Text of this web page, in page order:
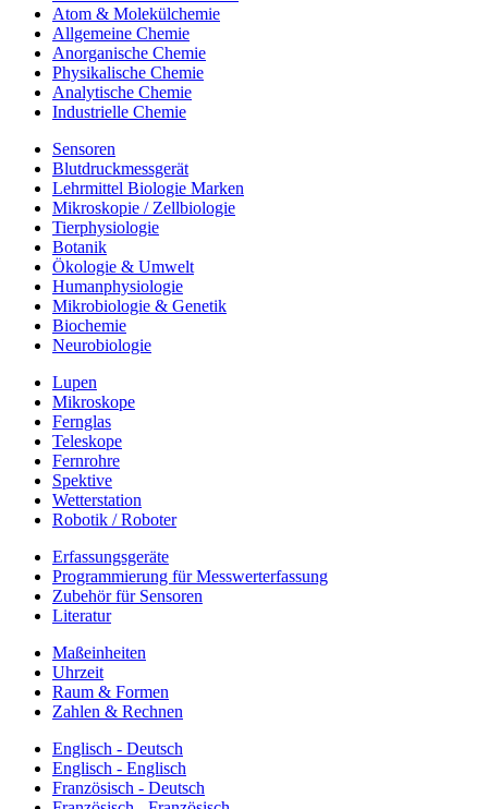
Atom & Molekülchemie
Allgemeine Chemie
Anorganische Chemie
Physikalische Chemie
Analytische Chemie
Industrielle Chemie
Sensoren
Blutdruckmessgerät
Lehrmittel Biologie Marken
Mikroskopie / Zellbiologie
Tierphysiologie
Botanik
Ökologie & Umwelt
Humanphysiologie
Mikrobiologie & Genetik
Biochemie
Neurobiologie
Lupen
Mikroskope
Fernglas
Teleskope
Fernrohre
Spektive
Wetterstation
Robotik / Roboter
Erfassungsgeräte
Programmierung für Messwerterfassung
Zubehör für Sensoren
Literatur
Maßeinheiten
Uhrzeit
Raum & Formen
Zahlen & Rechnen
Englisch - Deutsch
Englisch - Englisch
Französisch - Deutsch